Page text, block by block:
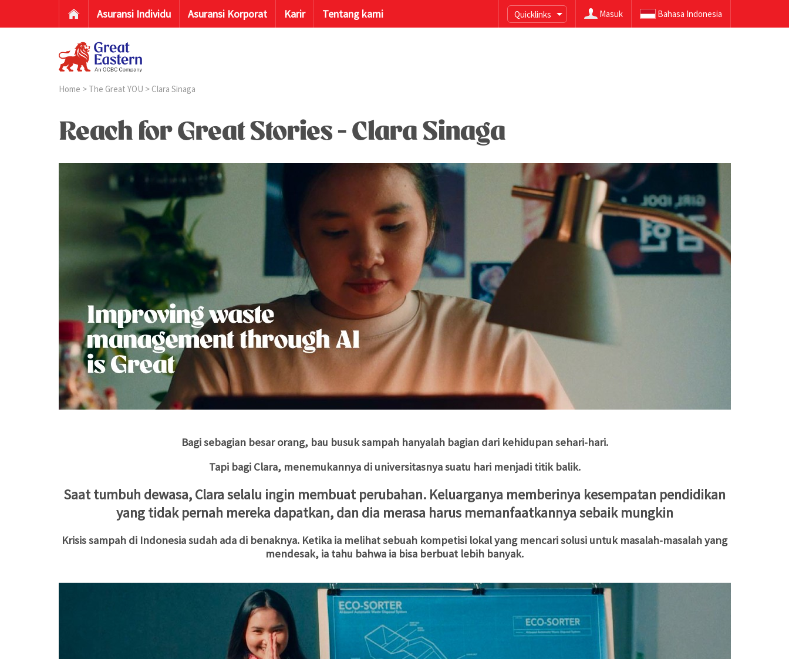
Asuransi Individu Asuransi Korporat Karir Tentang kami Quicklinks Masuk Bahasa Indonesia
Home > The Great YOU > Clara Sinaga
Reach for Great Stories - Clara Sinaga
Bagi sebagian besar orang, bau busuk sampah hanyalah bagian dari kehidupan sehari-hari.
Tapi bagi Clara, menemukannya di universitasnya suatu hari menjadi titik balik.
Saat tumbuh dewasa, Clara selalu ingin membuat perubahan. Keluarganya memberinya kesempatan pendidikan
yang tidak pernah mereka dapatkan, dan dia merasa harus memanfaatkannya sebaik mungkin
Krisis sampah di Indonesia sudah ada di benaknya. Ketika ia melihat sebuah kompetisi lokal yang mencari solusi untuk masalah-masalah yang
mendesak, ia tahu bahwa ia bisa berbuat lebih banyak.